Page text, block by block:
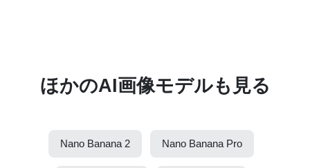
ほかのAI画像モデルも見る
Nano Banana 2 Nano Banana Pro